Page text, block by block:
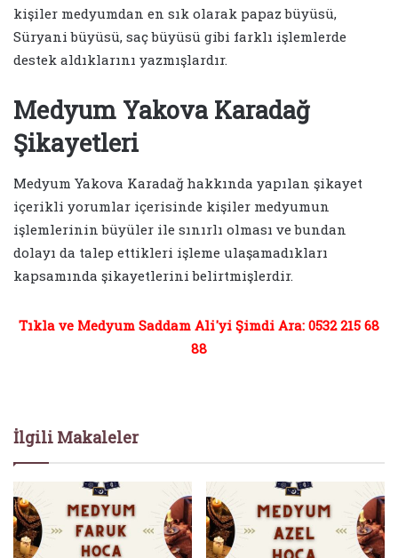
kişiler medyumdan en sık olarak papaz büyüsü,
Süryani büyüsü, saç büyüsü gibi farklı işlemlerde
destek aldıklarını yazmışlardır.
Medyum Yakova Karadağ
Şikayetleri
Medyum Yakova Karadağ hakkında yapılan şikayet
içerikli yorumlar içerisinde kişiler medyumun
işlemlerinin büyüler ile sınırlı olması ve bundan
dolayı da talep ettikleri işleme ulaşamadıkları
kapsamında şikayetlerini belirtmişlerdir.
Tıkla ve Medyum Saddam Ali'yi Şimdi Ara: 0532 215 68
88
İlgili Makaleler